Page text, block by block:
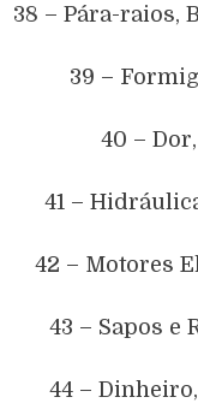
38 – Pára-raios,
39 –
40 –
41 –
42 – Motores
43 – Sapos e
44 –